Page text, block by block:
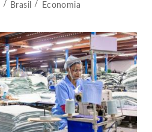
Brasil Economia